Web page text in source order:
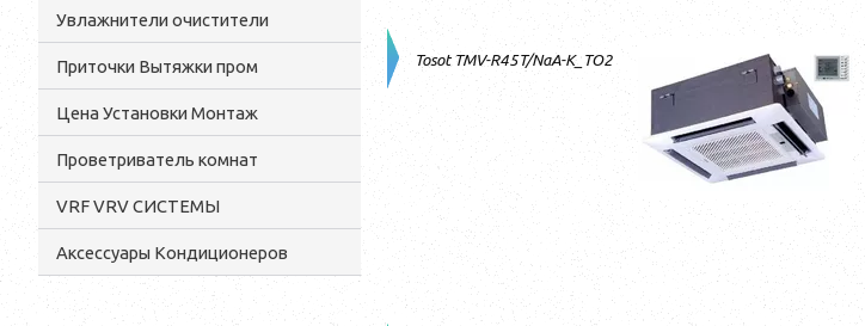
Увлажнители очистители
Приточки Вытяжки пром
Цена Установки Монтаж
Проветриватель комнат
VRF VRV СИСТЕМЫ
Аксессуары Кондиционеров
Tosot TMV-R45T/NaA-K_TO2